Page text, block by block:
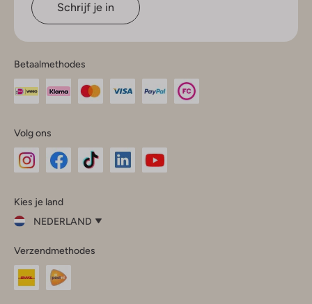
Schrijf je in
Betaalmethodes
Volg ons
InstagramFacebook
Kies je land
NEDERLAND
je
land
Nederland
Verzendmethodes